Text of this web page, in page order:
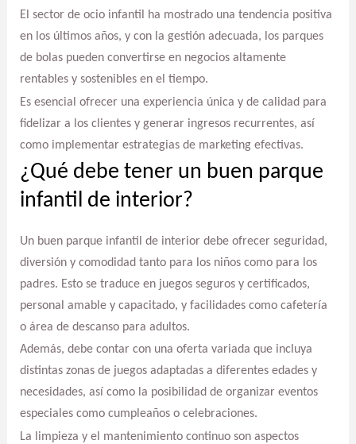
El sector de ocio infantil ha mostrado una tendencia positiva
en los últimos años, y con la gestión adecuada, los parques
de bolas pueden convertirse en negocios altamente
rentables y sostenibles en el tiempo.
Es esencial ofrecer una experiencia única y de calidad para
fidelizar a los clientes y generar ingresos recurrentes, así
como implementar estrategias de marketing efectivas.
¿Qué debe tener un buen parque
infantil de interior?
Un buen parque infantil de interior debe ofrecer seguridad,
diversión y comodidad tanto para los niños como para los
padres. Esto se traduce en juegos seguros y certificados,
personal amable y capacitado, y facilidades como cafetería
o área de descanso para adultos.
Además, debe contar con una oferta variada que incluya
distintas zonas de juegos adaptadas a diferentes edades y
necesidades, así como la posibilidad de organizar eventos
especiales como cumpleaños o celebraciones.
La limpieza y el mantenimiento continuo son aspectos